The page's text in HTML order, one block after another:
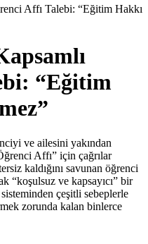
Affı Talebi: “Eğitim Hakkı
“Eğitim
ve ailesini yakından
Affı” için çağrılar
kaldığını savunan öğrenci
“koşulsuz ve kapsayıcı” bir
çeşitli sebeplerle
zorunda kalan binlerce